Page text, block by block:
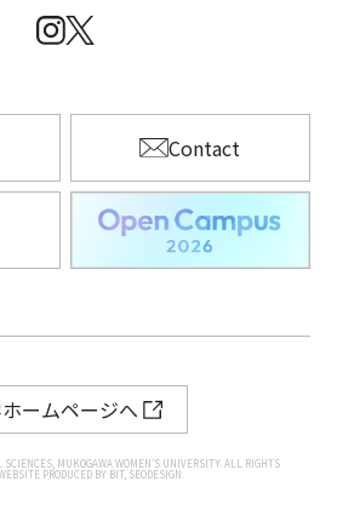
Contact
MUKOGAWA WOMEN’S UNIVERSITY. ALL RIGHTS
PRODUCED BY BIT, SEODESIGN.
ームページへ